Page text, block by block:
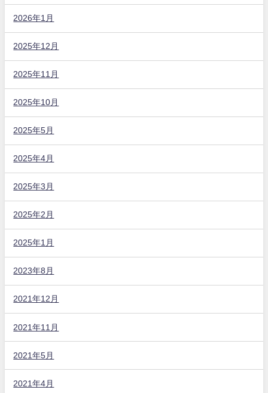
2026年1月
2025年12月
2025年11月
2025年10月
2025年5月
2025年4月
2025年3月
2025年2月
2025年1月
2023年8月
2021年12月
2021年11月
2021年5月
2021年4月